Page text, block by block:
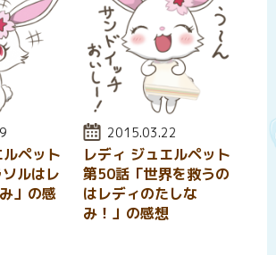
ペット
ルはレ
」の感
投稿日:
2015.03.22
レディ ジュエルペット
第50話「世界を救うの
はレディのたしな
み！」の感想